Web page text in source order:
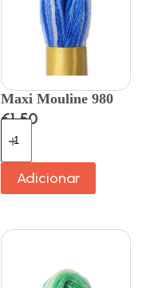
Maxi Mouline 980
€1.50
Adicionar